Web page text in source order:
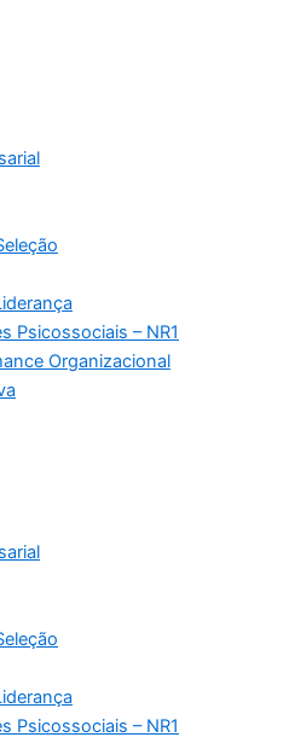
Psicossociais – NR1
Organizacional
Psicossociais – NR1